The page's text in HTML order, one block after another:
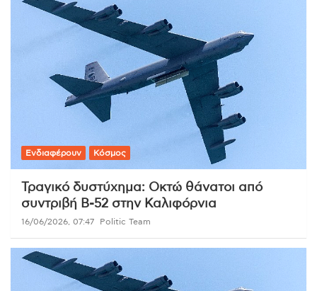
Ενδιαφέρουν Κόσμος
Τραγικό δυστύχημα: Οκτώ θάνατοι από
συντριβή B-52 στην Καλιφόρνια
16/06/2026, 07:47 Politic Team